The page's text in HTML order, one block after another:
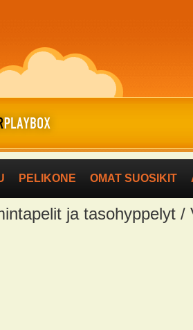
PELIKONE OMAT SUOSIKIT
ja tasohyppelyt /